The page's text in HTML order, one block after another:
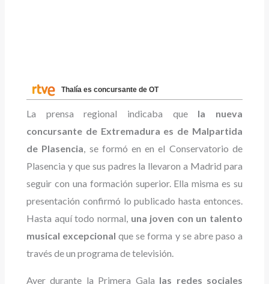
Thalía es concursante de OT
La prensa regional indicaba que la nueva
concursante de Extremadura es de Malpartida
de Plasencia, se formó en en el Conservatorio de
Plasencia y que sus padres la llevaron a Madrid para
seguir con una formación superior. Ella misma es su
presentación confirmó lo publicado hasta entonces.
Hasta aquí todo normal, una joven con un talento
musical excepcional que se forma y se abre paso a
través de un programa de televisión.
Ayer durante la Primera Gala las redes sociales